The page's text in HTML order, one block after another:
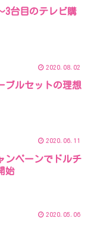
3台目のテレビ購
2020.08.02
ブルセットの理想
2020.06.11
ンペーンでドルチ
始
2020.05.06